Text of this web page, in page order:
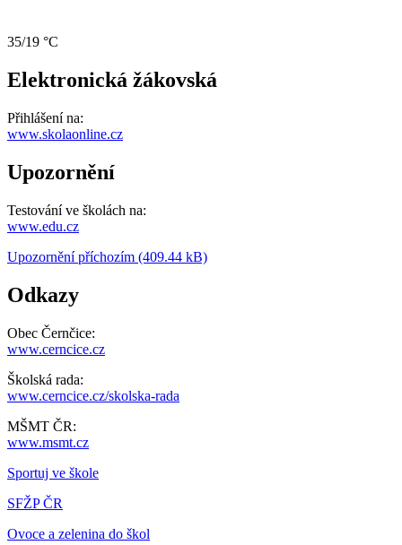
35/19 °C
Elektronická žákovská
Přihlášení na:
www.skolaonline.cz
Upozornění
Testování ve školách na:
www.edu.cz
Upozornění příchozím (409.44 kB)
Odkazy
Obec Černčice:
www.cerncice.cz
Školská rada:
www.cerncice.cz/skolska-rada
MŠMT ČR:
www.msmt.cz
Sportuj ve škole
SFŽP ČR
Ovoce a zelenina do škol